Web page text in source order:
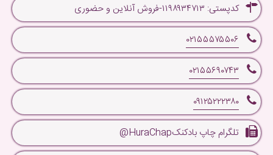
کدپستی: ۱۱۹۸۹۳۴۷۱۳-فروش آنلاین و حضوری
۰۲۱۵۵۵۷۵۵۰۶
۰۲۱۵۵۶۹۰۷۴۳
۰۹۱۲۵۲۲۲۳۸۰
تلگرام چاپ بادکنکHuraChap@